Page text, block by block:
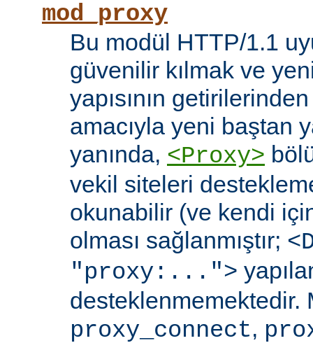
mod_proxy
Bu modül HTTP/1.1
güvenilir kılmak ve
yapısının
amacıyla yeni baştan
yanında, <Proxy>
vekil siteleri
okunabilir (ve kendi
olması sağlanmıştır;
"proxy:...">
desteklenmemektedir.
proxy_connect,